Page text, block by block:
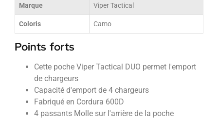
Marque Viper Tactical
Coloris Camo
Points forts
Cette poche Viper Tactical DUO permet l'emport
de chargeurs
Capacité d'emport de 4 chargeurs
Fabriqué en Cordura 600D
4 passants Molle sur l'arrière de la poche